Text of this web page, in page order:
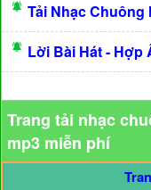
Tải Nhạc Chuông
Lời Bài Hát - Hợp
Trang tải nhạc
mp3 miễn phí